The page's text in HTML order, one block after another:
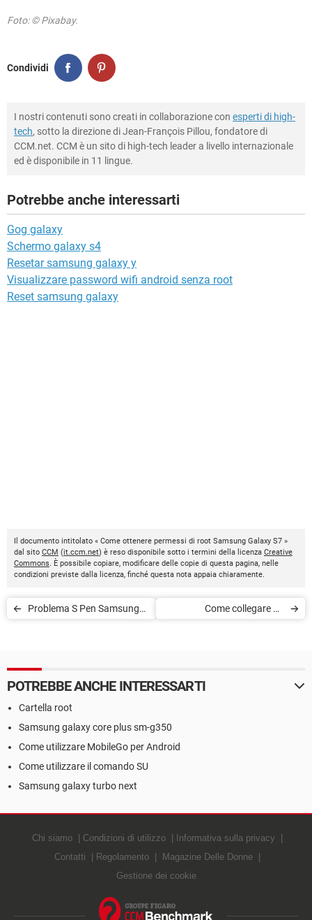
Foto: © Pixabay.
Condividi
I nostri contenuti sono creati in collaborazione con esperti di high-
tech, sotto la direzione di Jean-François Pillou, fondatore di
CCM.net. CCM è un sito di high-tech leader a livello internazionale
ed è disponibile in 11 lingue.
Potrebbe anche interessarti
Gog galaxy
Schermo galaxy s4
Resetar samsung galaxy y
Visualizzare password wifi android senza root
Reset samsung galaxy
Il documento intitolato « Come ottenere permessi di root Samsung Galaxy S7 »
dal sito CCM (it.ccm.net) è reso disponibile sotto i termini della licenza Creative
Commons. È possibile copiare, modificare delle copie di questa pagina, nelle
condizioni previste dalla licenza, finché questa nota appaia chiaramente.
Problema S Pen Samsung
Come collegare un
POTREBBE ANCHE INTERESSARTI
Cartella root
Samsung galaxy core plus sm-g350
Come utilizzare MobileGo per Android
Come utilizzare il comando SU
Samsung galaxy turbo next
Chi siamo Condizioni di utilizzo
Informativa sulla privacy
Contatti
Regolamento
Magazine Delle Donne
Gestione dei cookie